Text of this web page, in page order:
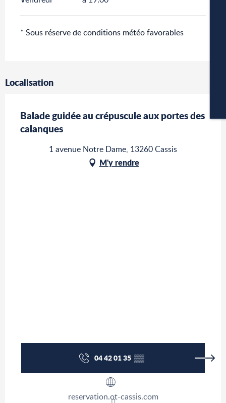
* Sous réserve de conditions météo favorables
Localisation
Balade guidée au crépuscule aux portes des
calanques
1 avenue Notre Dame, 13260 Cassis
M'y rendre
04 42 01 35▒▒
reservation.ot-cassis.com